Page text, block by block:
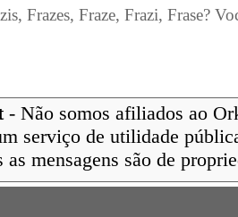
Frazes, Fraze, Frazi, Frase?
- Não somos afiliados ao
serviço de utilidade
mensagens são de